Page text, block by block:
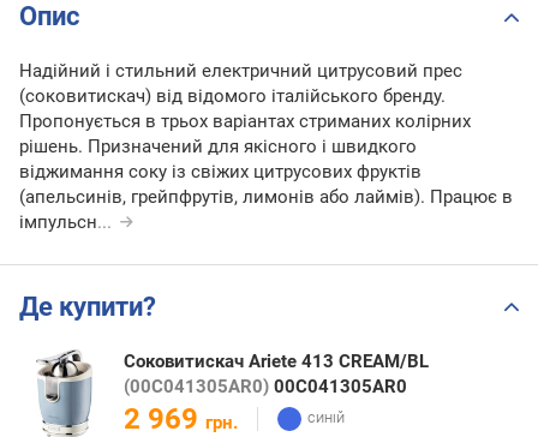
Опис
Надійний і стильний електричний цитрусовий прес
(соковитискач) від відомого італійського бренду.
Пропонується в трьох варіантах стриманих колірних
рішень. Призначений для якісного і швидкого
віджимання соку із свіжих цитрусових фруктів
(апельсинів, грейпфрутів, лимонів або лаймів). Працює в
імпульсн...
Де купити?
Соковитискач Ariete 413 CREAM/BL
(00C041305AR0) 00C041305AR0
2 969 грн.